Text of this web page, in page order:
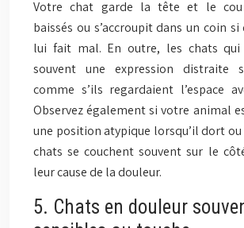
Votre chat garde la tête et le cou
baissés ou s’accroupit dans un coin
lui fait mal. En outre, les chats
souvent une expression distraite
comme s’ils regardaient l’espace
Observez également si votre animal
une position atypique lorsqu’il dort ou
chats se couchent souvent sur le
leur cause de la douleur.
5. Chats en douleur